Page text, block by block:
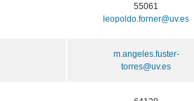
55061
leopoldo.forner@uv.es
m.angeles.fuster-
torres@uv.es